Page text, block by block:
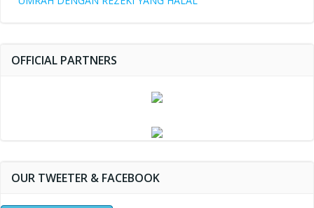
OFFICIAL PARTNERS
OUR TWEETER & FACEBOOK